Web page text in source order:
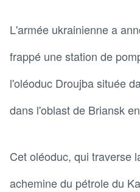
L'armée ukrainienne a
frappé une station de
l'oléoduc Droujba située
dans l'oblast de Briansk
Cet oléoduc, qui traverse
achemine du pétrole du